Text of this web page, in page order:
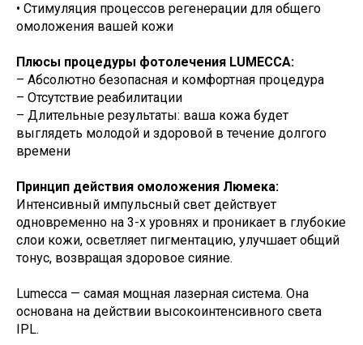
• Стимуляция процессов регенерации для общего
омоложения вашей кожи
Плюсы процедуры фотолечения LUMECCA:
– Абсолютно безопасная и комфортная процедура
– Отсутствие реабилитации
– Длительные результаты: ваша кожа будет
выглядеть молодой и здоровой в течение долгого
времени
Принцип действия омоложения Люмека:
Интенсивный импульсный свет действует
одновременно на 3-х уровнях и проникает в глубокие
слои кожи, осветляет пигментацию, улучшает общий
тонус, возвращая здоровое сияние.
Lumecca — самая мощная лазерная система. Она
основана на действии высокоинтенсивного света
IPL.